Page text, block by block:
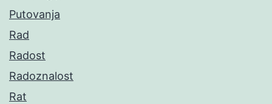
Putovanja
Rad
Radost
Radoznalost
Rat